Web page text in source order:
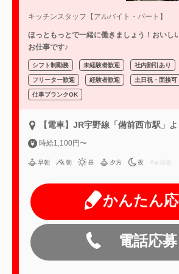
キッチンスタッフ【アルバイト・パート】
ほっともっとで一緒に働きましょう！おいし
お仕事です♪
シフト制勤務 未経験者歓迎 社内割引あり
フリーター歓迎 経験者歓迎 土日祝・面接可
仕事ブランクOK
【電車】JR宇野線「備前西市駅」
時給1,100円〜
早朝 朝 昼 夕方 夜 深夜
かんたん
電話応募